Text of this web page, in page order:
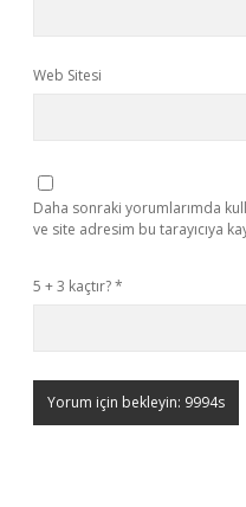
Web Sitesi
Daha sonraki yorumlarımda
ve site adresim bu tarayıcıya
5 + 3 kaçtır?*